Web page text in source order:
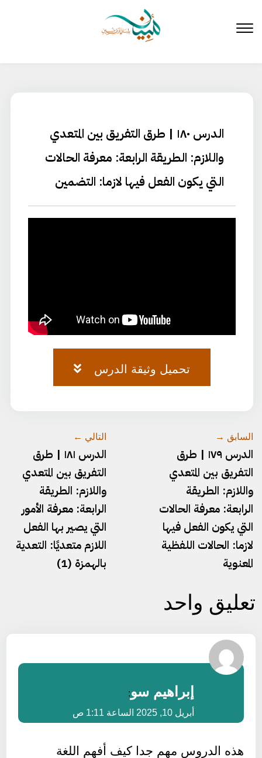
المحتوى
الدرس ١٨٠ | طرق التفريق بين المتعدي
واللازم: الطريقة الرابعة: معرفة الحالات
التي يكون الفعل فيها لازما: التضمين
تحميل وثيقة الدرس
السابق →
الدرس ١٧٩ | طرق
التفريق بين المتعدي
واللازم: الطريقة
الرابعة: معرفة الحالات
التي يكون الفعل فيها
لازما: الحالات اللفظية
المعنوية
التالي ←
الدرس ١٨١ | طرق
التفريق بين المتعدي
واللازم: الطريقة
الرابعة: معرفة الأمور
التي يصير بها الفعل
اللازم متعديًا: التعدية
بالهمزة (1)
تعليق واحد
إبراهيم سو:
أبريل 10, 2025 الساعة 1:11 ص
هذه الدروس مهم جدا كيف أفهم اللغة